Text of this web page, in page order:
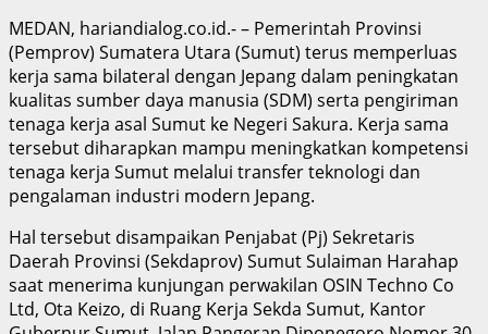
MEDAN, hariandialog.co.id.- – Pemerintah Provinsi
(Pemprov) Sumatera Utara (Sumut) terus memperluas
kerja sama bilateral dengan Jepang dalam peningkatan
kualitas sumber daya manusia (SDM) serta pengiriman
tenaga kerja asal Sumut ke Negeri Sakura. Kerja sama
tersebut diharapkan mampu meningkatkan kompetensi
tenaga kerja Sumut melalui transfer teknologi dan
pengalaman industri modern Jepang.
Hal tersebut disampaikan Penjabat (Pj) Sekretaris
Daerah Provinsi (Sekdaprov) Sumut Sulaiman Harahap
saat menerima kunjungan perwakilan OSIN Techno Co
Ltd, Ota Keizo, di Ruang Kerja Sekda Sumut, Kantor